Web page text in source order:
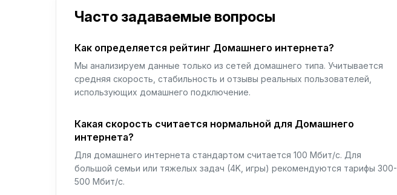
Часто задаваемые вопросы
Как определяется рейтинг Домашнего интернета?
Мы анализируем данные только из сетей домашнего типа. Учитывается
средняя скорость, стабильность и отзывы реальных пользователей,
использующих домашнего подключение.
Какая скорость считается нормальной для Домашнего
интернета?
Для домашнего интернета стандартом считается 100 Мбит/с. Для
большой семьи или тяжелых задач (4K, игры) рекомендуются тарифы 300-
500 Мбит/с.